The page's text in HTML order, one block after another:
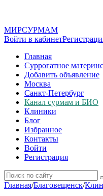
МИРСУРМАМ
Войти в кабинет
Главная
Суррогатное
Добавить объявление
Москва
Санкт-Петербург
Канал сурмам и БИО
Клиники
Блог
Избранное
Контакты
Войти
Регистрация
Главная/Благовещенск/